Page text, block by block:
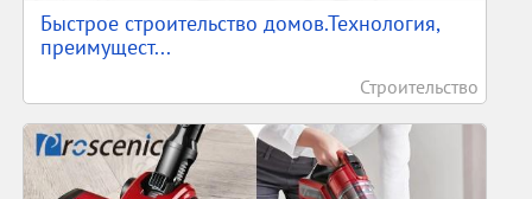
Быстрое строительство домов.Технология,
преимущест...
Строительство